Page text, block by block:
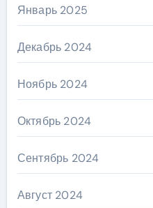
Январь 2025
Декабрь 2024
Ноябрь 2024
Октябрь 2024
Сентябрь 2024
Август 2024